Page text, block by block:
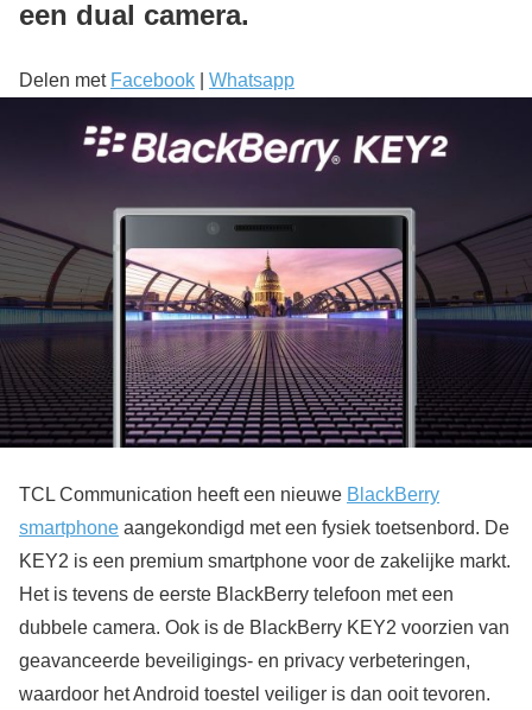
een dual camera.
Delen met Facebook Whatsapp
TCL Communication heeft een nieuwe BlackBerry
smartphone aangekondigd met een fysiek toetsenbord. De
KEY2 is een premium smartphone voor de zakelijke markt.
Het is tevens de eerste BlackBerry telefoon met een
dubbele camera. Ook is de BlackBerry KEY2 voorzien van
geavanceerde beveiligings- en privacy verbeteringen,
waardoor het Android toestel veiliger is dan ooit tevoren.